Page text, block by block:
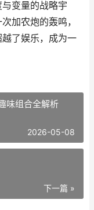
变量的战略宇
加农炮的轰鸣，
了娱乐，成为一
味组合全解析
2026-05-08
下一篇 »